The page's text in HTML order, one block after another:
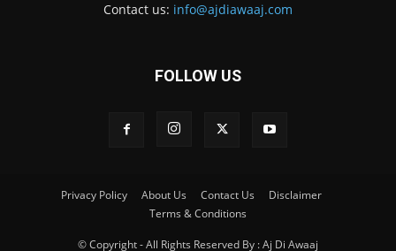
Contact us: info@ajdiawaaj.com
FOLLOW US
Privacy Policy About Us Contact Us
Disclaimer
Terms & Conditions
© Copyright - All Rights Reserved By : Aj Di Awaaj